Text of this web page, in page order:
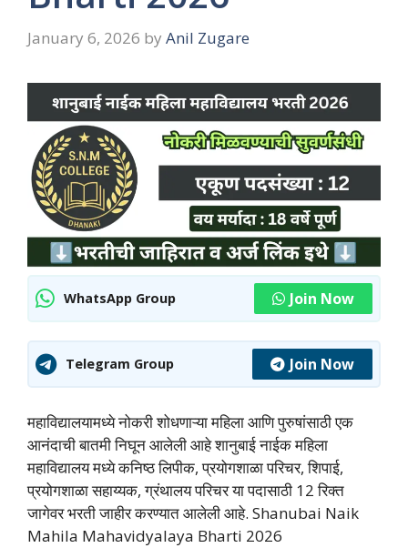
January 6, 2026 by Anil Zugare
WhatsApp Group Join Now
Telegram Group Join Now
महाविद्यालयामध्ये नोकरी शोधणाऱ्या महिला आणि पुरुषांसाठी एक
आनंदाची बातमी निघून आलेली आहे शानुबाई नाईक महिला
महाविद्यालय मध्ये कनिष्ठ लिपीक, प्रयोगशाळा परिचर, शिपाई,
प्रयोगशाळा सहाय्यक, ग्रंथालय परिचर या पदासाठी 12 रिक्त
जागेवर भरती जाहीर करण्यात आलेली आहे. Shanubai Naik
Mahila Mahavidyalaya Bharti 2026